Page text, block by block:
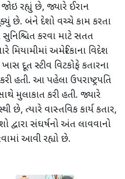
જોઇ રહ્યું છે, જ્યારે ઈરાન
છે. બંને દેશો વચ્ચે કામ કરતા
કરવા માટે સતત
મિયામીમાંઅમેરિકાના વિદેશ
દૂત સ્ટીવ વિટકોફે કતારના
કરી હતી. આ પહેલા ઉપરાષ્ટ્રપતિ
મુલાકાત કરી હતી. જ્યારે
છે, ત્યારે વાસ્તવિક કાર્ય કતાર,
દ્વારા સંઘર્ષનો અંત લાવવાનો
આવી રહ્યો છે.